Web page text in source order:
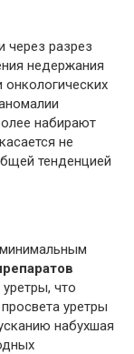
через разрез
недержания
набирают
не
тенденцией
что
уретры
набухшая